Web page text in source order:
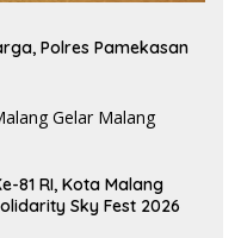
Polres Pamekasan
81 RI, Kota Malang
Sky Fest 2026